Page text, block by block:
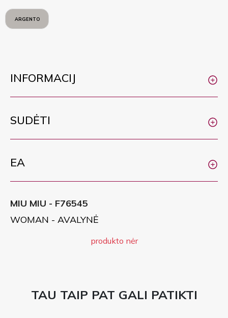
ARGENTO
INFORMACIJ
SUDĖTI
EA
MIU MIU - F76545
WOMAN - AVALYNĖ
produkto nėr
TAU TAIP PAT GALI PATIKTI